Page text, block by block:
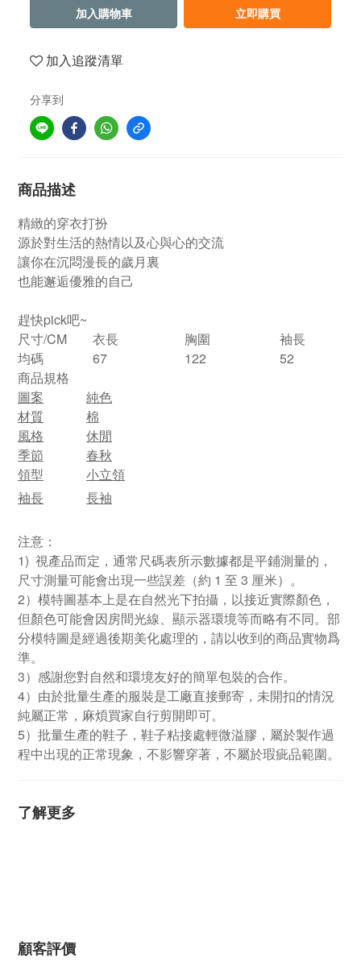
加入購物車 立即購買
加入追蹤清單
分享到
商品描述
精緻的穿衣打扮
源於對生活的熱情以及心與心的交流
讓你在沉悶漫長的歲月裏
也能邂逅優雅的自己
趕快pick吧~
尺寸/CM
衣長 胸圍
袖長
均碼
67 122
52
商品規格
圖案
純色
材質
棉
風格
休閒
季節
春秋
領型
小立領
袖長
長袖
注意：
1) 視產品而定，通常尺碼表所示數據都是平鋪測量的，
尺寸測量可能會出現一些誤差（約 1 至 3 厘米）。
2）模特圖基本上是在自然光下拍攝，以接近實際顏色，
但顏色可能會因房間光線、顯示器環境等而略有不同。部
分模特圖是經過後期美化處理的，請以收到的商品實物爲
準。
3）感謝您對自然和環境友好的簡單包裝的合作。
4）由於批量生產的服裝是工廠直接郵寄，未開扣的情況
純屬正常，麻煩買家自行剪開即可。
5）批量生產的鞋子，鞋子粘接處輕微溢膠，屬於製作過
程中出現的正常現象，不影響穿著，不屬於瑕疵品範圍。
了解更多
顧客評價